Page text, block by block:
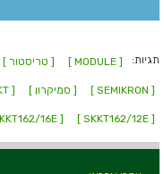
תגיות: [ MODULE ] [ טריסטור ]
[ SEMIKRON ] [ סמיקרון ] [ SKKT ]
[ SKKT162/12E ]
[ SKKT162/16E ]